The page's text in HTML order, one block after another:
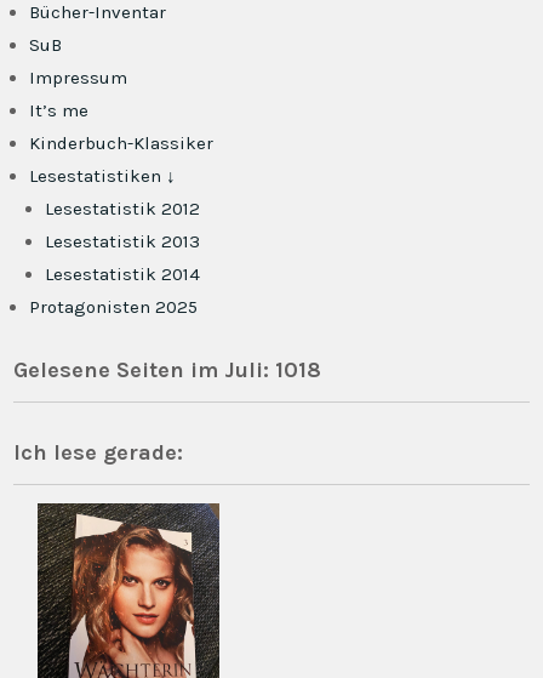
Bücher-Inventar
SuB
Impressum
It’s me
Kinderbuch-Klassiker
Lesestatistiken ↓
Lesestatistik 2012
Lesestatistik 2013
Lesestatistik 2014
Protagonisten 2025
Gelesene Seiten im Juli: 1018
Ich lese gerade: